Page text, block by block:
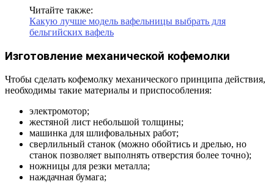
Читайте также:
Какую лучше модель вафельницы выбрать для
бельгийских вафель
Изготовление механической кофемолки
Чтобы сделать кофемолку механического принципа действия,
необходимы такие материалы и приспособления:
электромотор;
жестяной лист небольшой толщины;
машинка для шлифовальных работ;
сверлильный станок (можно обойтись и дрелью, но
станок позволяет выполнять отверстия более точно);
ножницы для резки металла;
наждачная бумага;